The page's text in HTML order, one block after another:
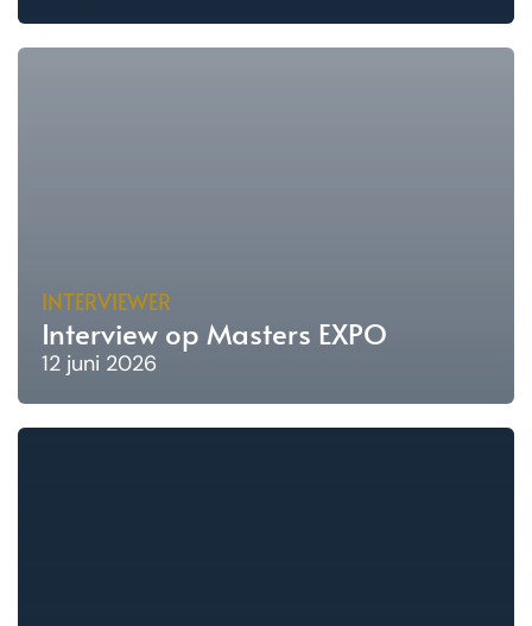
INTERVIEWER
Interview op Masters EXPO
12 juni 2026